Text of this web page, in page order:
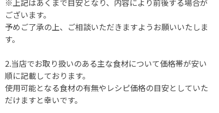
※上記はあくまで目安となり、内容により前後する場合が
ございます。
予めご了承の上、ご相談いただきますようお願いいたしま
す。
2.当店でお取り扱いのある主な食材について価格帯が安い
順に記載しております。
使用可能となる食材の有無やレシピ価格の目安としていた
だけますと幸いです。